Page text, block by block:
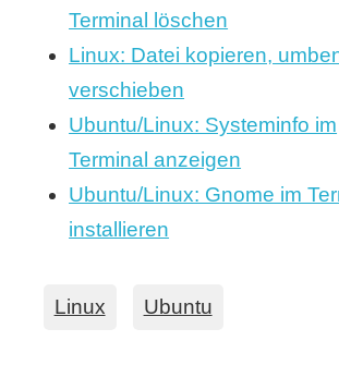
Terminal löschen
Linux: Datei kopieren,
verschieben
Ubuntu/Linux: Systeminfo im
Terminal anzeigen
Ubuntu/Linux: Gnome im
installieren
Linux Ubuntu